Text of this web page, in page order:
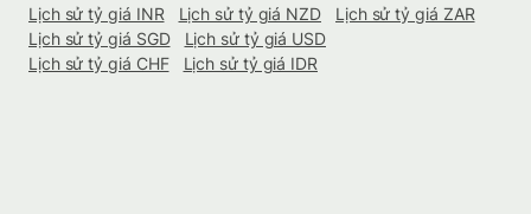
Lịch sử tỷ giá INR
Lịch sử tỷ giá NZD
Lịch sử tỷ giá ZAR
Lịch sử tỷ giá SGD
Lịch sử tỷ giá USD
Lịch sử tỷ giá CHF
Lịch sử tỷ giá IDR